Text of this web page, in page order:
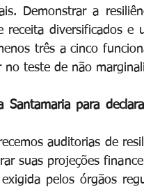
Demonstrar a
diversificados e
três a cinco
no teste de não
para
auditorias de
suas projeções
pelos órgãos